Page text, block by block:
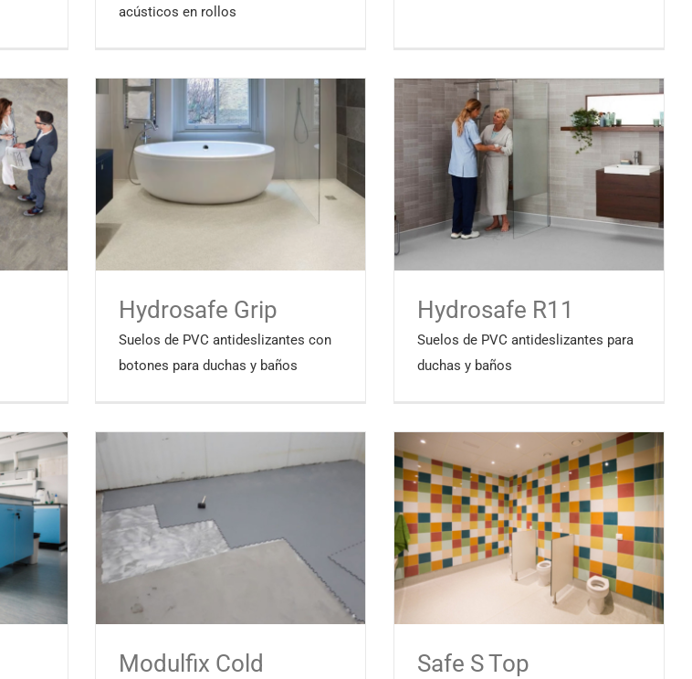
acústicos en rollos
Hydrosafe Grip
Suelos de PVC antideslizantes con
botones para duchas y baños
Hydrosafe R11
Suelos de PVC antideslizantes para
duchas y baños
Modulfix Cold Safe S Top